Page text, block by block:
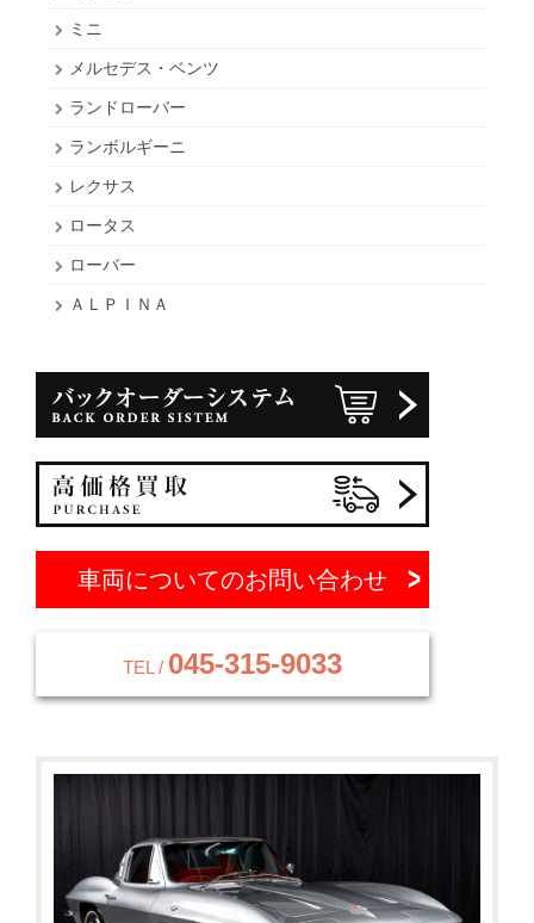
ミニ
メルセデス・ベンツ
ランドローバー
ランボルギーニ
レクサス
ロータス
ローバー
ＡＬＰＩＮＡ
車両についてのお問い合わせ
TEL / 045-315-9033